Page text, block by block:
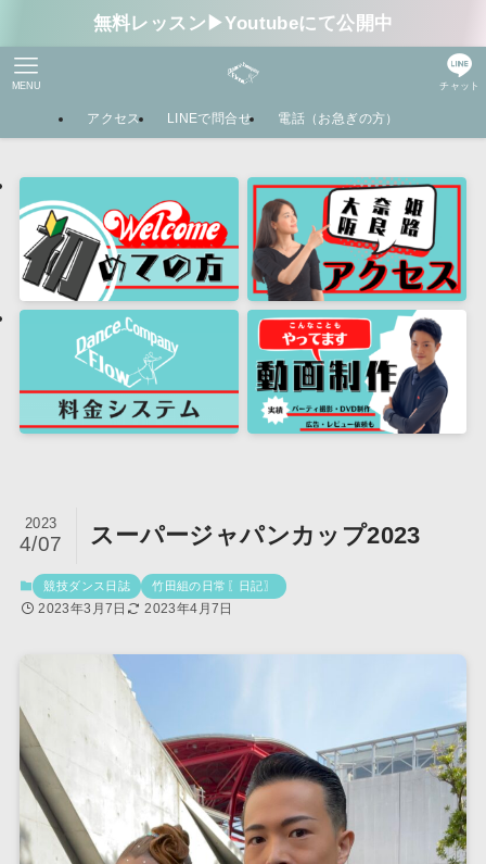
無料レッスン▶︎Youtubeにて公開中
チャット
MENU
アクセス LINEで問合せ 電話（お急ぎの方）
スーパージャパンカップ2023
2023
4/07
競技ダンス日誌 竹田組の日常〖日記〗
2023年3月7日 2023年4月7日